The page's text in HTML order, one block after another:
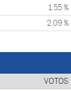
1.55 %
2.09 %
VOTOS